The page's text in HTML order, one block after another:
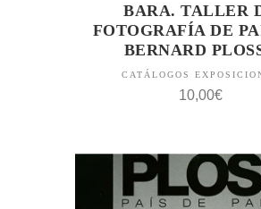
BARA. TALLER
FOTOGRAFÍA DE
BERNARD
CATÁLOGOS
10,00€